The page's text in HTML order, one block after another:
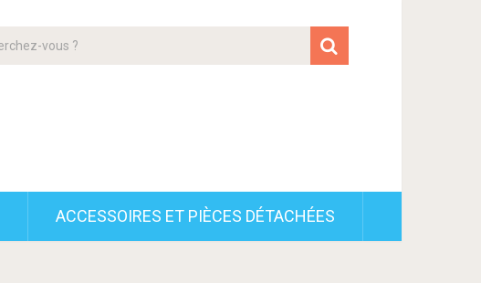
ACCESSOIRES ET PIÈCES DÉTACHÉES